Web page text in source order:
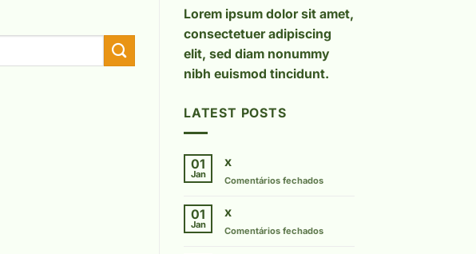
Lorem ipsum dolor sit amet,
consectetuer adipiscing
elit, sed diam nonummy
nibh euismod tincidunt.
LATEST POSTS
01
Jan
x
Comentários fechadosem
01
Jan
x
Comentários fechadosem